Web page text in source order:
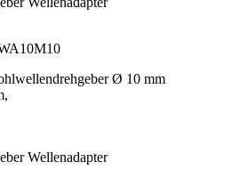
Ø 10 mm